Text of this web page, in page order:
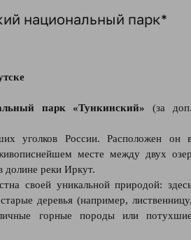
национальный парк*
парк «Тункинский» (за
уголков России. Расположен он
месте между двух
долине реки Иркут.
своей уникальной природой:
деревья (например,
горные породы или